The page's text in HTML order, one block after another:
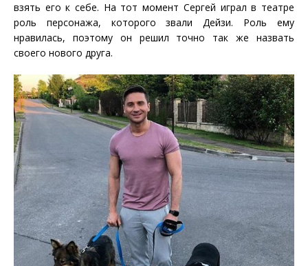
взять его к себе. На тот момент Сергей играл в театре
роль персонажа, которого звали Дейзи. Роль ему
нравилась, поэтому он решил точно так же назвать
своего нового друга.